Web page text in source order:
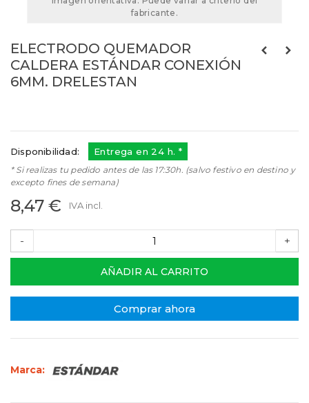
fabricante.
ELECTRODO QUEMADOR
CALDERA ESTÁNDAR CONEXIÓN
6MM. DRELESTAN
Disponibilidad: Entrega en 24 h. *
* Si realizas tu pedido antes de las 17:30h. (salvo festivo en destino y
excepto fines de semana)
8,47 € IVA incl.
- +
AÑADIR AL CARRITO
Comprar ahora
Marca: